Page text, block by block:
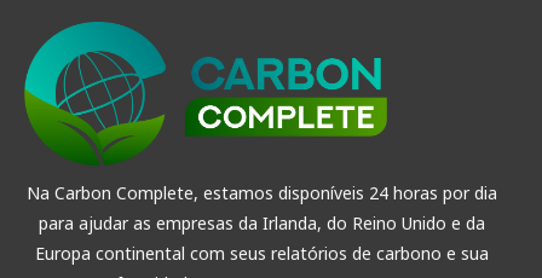
Na Carbon Complete, estamos disponíveis 24 horas por dia
para ajudar as empresas da Irlanda, do Reino Unido e da
Europa continental com seus relatórios de carbono e sua